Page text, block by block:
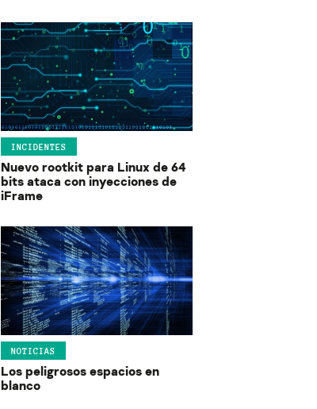
INCIDENTES
Nuevo rootkit para Linux de 64
bits ataca con inyecciones de
iFrame
NOTICIAS
Los peligrosos espacios en
blanco